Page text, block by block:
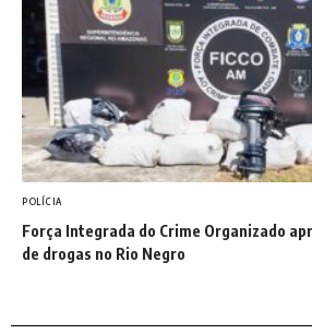
POLÍCIA
Força Integrada do Crime Organizado
de drogas no Rio Negro